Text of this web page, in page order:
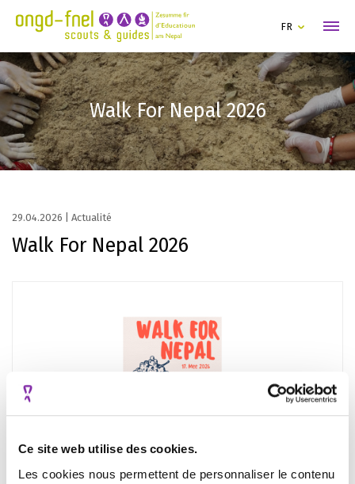
Ce site web utilise des cookies.
Les cookies nous permettent de personnaliser le contenu
FR
Walk For Nepal 2026
29.04.2026 Actualité
Walk For Nepal 2026